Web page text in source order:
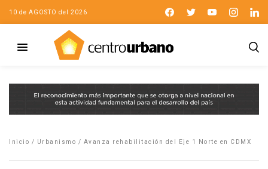
10 de AGOSTO del 2026
Inicio / Urbanismo / Avanza rehabilitación del Eje 1 Norte en CDMX